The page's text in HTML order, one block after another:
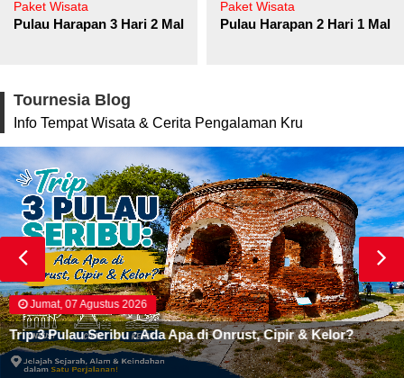
Paket Wisata
Pulau Harapan 3 Hari 2 Malam
Paket Wisata
Pulau Harapan 2 Hari 1
Tournesia Blog
Info Tempat Wisata & Cerita Pengalaman Kru
Jumat, 07 Agustus 2026
Trip 3 Pulau Seribu : Ada Apa di Onrust, Cipir & Kelor?